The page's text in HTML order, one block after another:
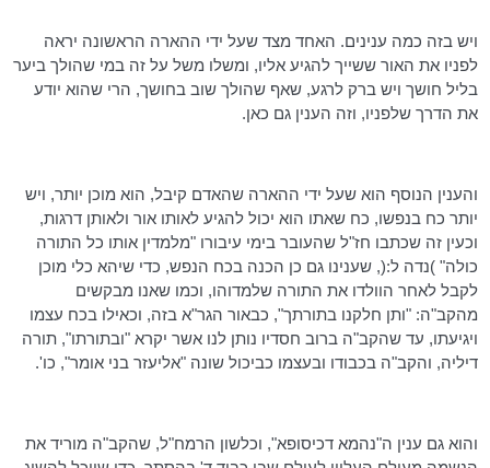
ויש בזה כמה ענינים. האחד מצד שעל ידי ההארה הראשונה יראה
לפניו את האור ששייך להגיע אליו, ומשלו משל על זה במי שהולך ביער
בליל חושך ויש ברק לרגע, שאף שהולך שוב בחושך, הרי שהוא יודע
את הדרך שלפניו, וזה הענין גם כאן.
והענין הנוסף הוא שעל ידי ההארה שהאדם קיבל, הוא מוכן יותר, ויש
יותר כח בנפשו, כח שאתו הוא יכול להגיע לאותו אור ולאותן דרגות,
וכעין זה שכתבו חז"ל שהעובר בימי עיבורו "מלמדין אותו כל התורה
כולה" )נדה ל:(, שענינו גם כן הכנה בכח הנפש, כדי שיהא כלי מוכן
לקבל לאחר הוולדו את התורה שלמדוהו, וכמו שאנו מבקשים
מהקב"ה: "ותן חלקנו בתורתך", כבאור הגר"א בזה, וכאילו בכח עצמו
ויגיעתו, עד שהקב"ה ברוב חסדיו נותן לנו אשר יקרא "ובתורתו", תורה
דיליה, והקב"ה בכבודו ובעצמו כביכול שונה "אליעזר בני אומר", כו'.
והוא גם ענין ה"נהמא דכיסופא", וכלשון הרמח"ל, שהקב"ה מוריד את